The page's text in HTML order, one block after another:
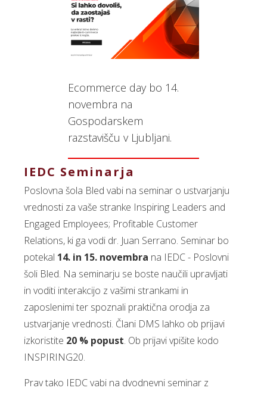
Ecommerce day bo 14.
novembra na
Gospodarskem
razstavišču v Ljubljani.
IEDC Seminarja
Poslovna šola Bled vabi na seminar o ustvarjanju
vrednosti za vaše stranke Inspiring Leaders and
Engaged Employees; Profitable Customer
Relations, ki ga vodi dr. Juan Serrano. Seminar bo
potekal 14. in 15. novembra na IEDC - Poslovni
šoli Bled. Na seminarju se boste naučili upravljati
in voditi interakcijo z vašimi strankami in
zaposlenimi ter spoznali praktična orodja za
ustvarjanje vrednosti. Člani DMS lahko ob prijavi
izkoristite 20 % popust. Ob prijavi vpišite kodo
INSPIRING20.
Prav tako IEDC vabi na dvodnevni seminar z